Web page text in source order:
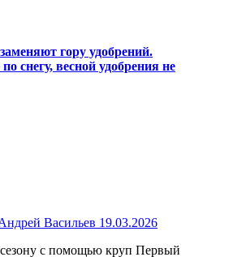
гору удобрений.
снегу, весной удобрения не
Васильев 19.03.2026